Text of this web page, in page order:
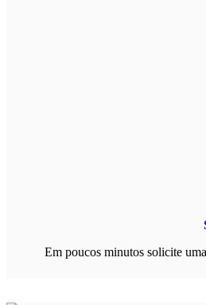
Em poucos minutos solicite